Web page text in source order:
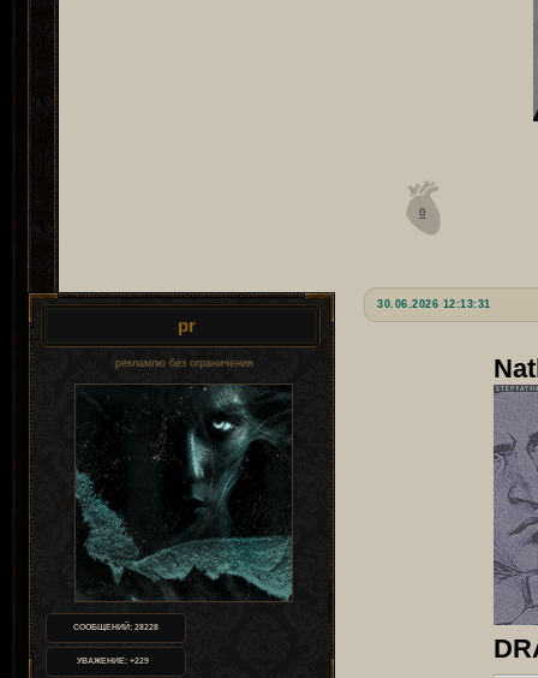
0
30.06.2026 12:13:31
pr
рекламлю без ограничения
СООБЩЕНИЙ: 28228
УВАЖЕНИЕ: +229